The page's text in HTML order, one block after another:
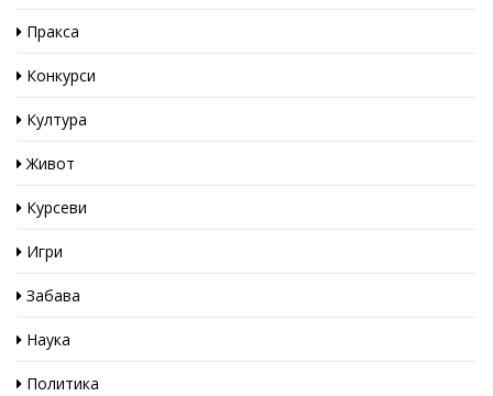
Пракса
Конкурси
Култура
Живот
Курсеви
Игри
Забава
Наука
Политика